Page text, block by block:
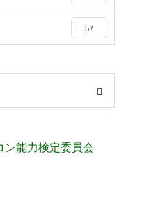
57
能力検定委員会